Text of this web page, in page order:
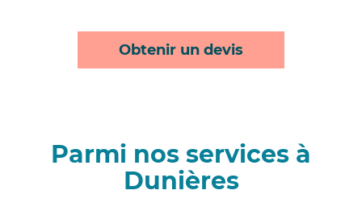
Obtenir un devis
Parmi nos services à
Dunières